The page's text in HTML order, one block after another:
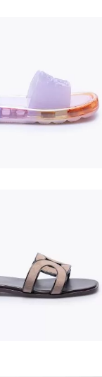
195,00 €
550,00 €